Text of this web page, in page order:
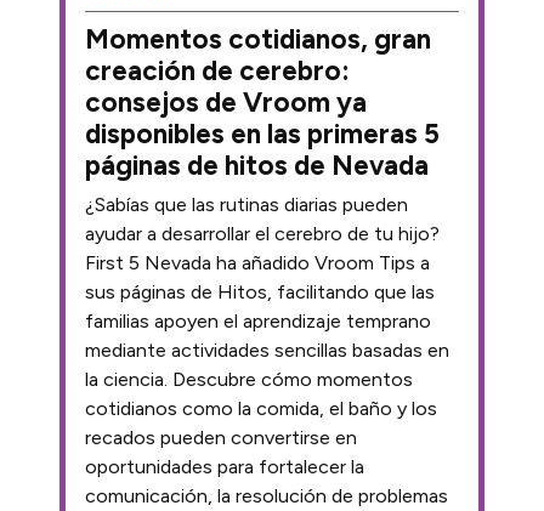
Momentos cotidianos, gran
creación de cerebro:
consejos de Vroom ya
disponibles en las primeras 5
páginas de hitos de Nevada
¿Sabías que las rutinas diarias pueden
ayudar a desarrollar el cerebro de tu hijo?
First 5 Nevada ha añadido Vroom Tips a
sus páginas de Hitos, facilitando que las
familias apoyen el aprendizaje temprano
mediante actividades sencillas basadas en
la ciencia. Descubre cómo momentos
cotidianos como la comida, el baño y los
recados pueden convertirse en
oportunidades para fortalecer la
comunicación, la resolución de problemas